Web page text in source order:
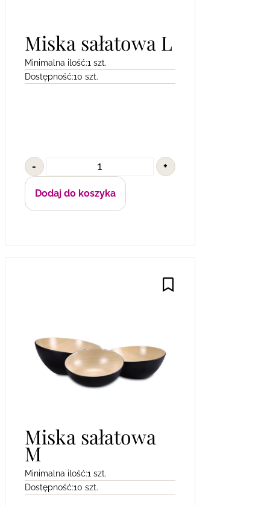
Miska sałatowa L
Minimalna ilość:1 szt.
Dostępność:10 szt.
- +
Dodaj do koszyka
Miska sałatowa
M
Minimalna ilość:1 szt.
Dostępność:10 szt.